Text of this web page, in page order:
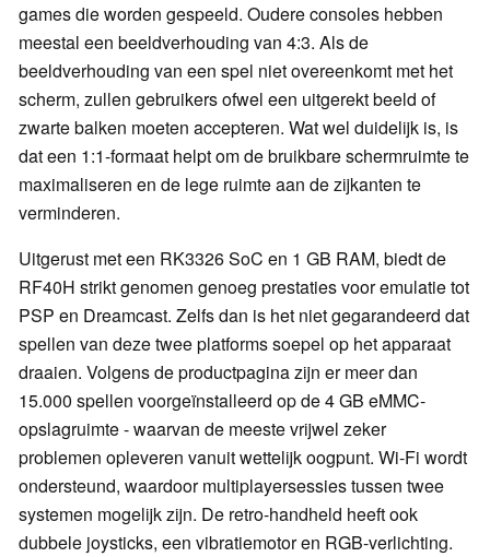
games die worden gespeeld. Oudere consoles hebben
meestal een beeldverhouding van 4:3. Als de
beeldverhouding van een spel niet overeenkomt met het
scherm, zullen gebruikers ofwel een uitgerekt beeld of
zwarte balken moeten accepteren. Wat wel duidelijk is, is
dat een 1:1-formaat helpt om de bruikbare schermruimte te
maximaliseren en de lege ruimte aan de zijkanten te
verminderen.
Uitgerust met een RK3326 SoC en 1 GB RAM, biedt de
RF40H strikt genomen genoeg prestaties voor emulatie tot
PSP en Dreamcast. Zelfs dan is het niet gegarandeerd dat
spellen van deze twee platforms soepel op het apparaat
draaien. Volgens de productpagina zijn er meer dan
15.000 spellen voorgeïnstalleerd op de 4 GB eMMC-
opslagruimte - waarvan de meeste vrijwel zeker
problemen opleveren vanuit wettelijk oogpunt. Wi-Fi wordt
ondersteund, waardoor multiplayersessies tussen twee
systemen mogelijk zijn. De retro-handheld heeft ook
dubbele joysticks, een vibratiemotor en RGB-verlichting.